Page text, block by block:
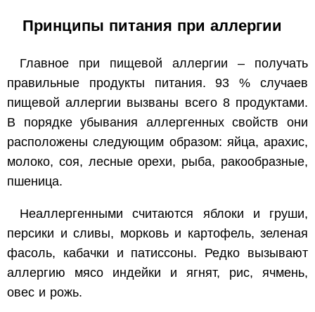
Принципы питания при аллергии
Главное при пищевой аллергии – получать
правильные продукты питания. 93 % случаев
пищевой аллергии вызваны всего 8 продуктами.
В порядке убывания аллергенных свойств они
расположены следующим образом: яйца, арахис,
молоко, соя, лесные орехи, рыба, ракообразные,
пшеница.
Неаллергенными считаются яблоки и груши,
персики и сливы, морковь и картофель, зеленая
фасоль, кабачки и патиссоны. Редко вызывают
аллергию мясо индейки и ягнят, рис, ячмень,
овес и рожь.